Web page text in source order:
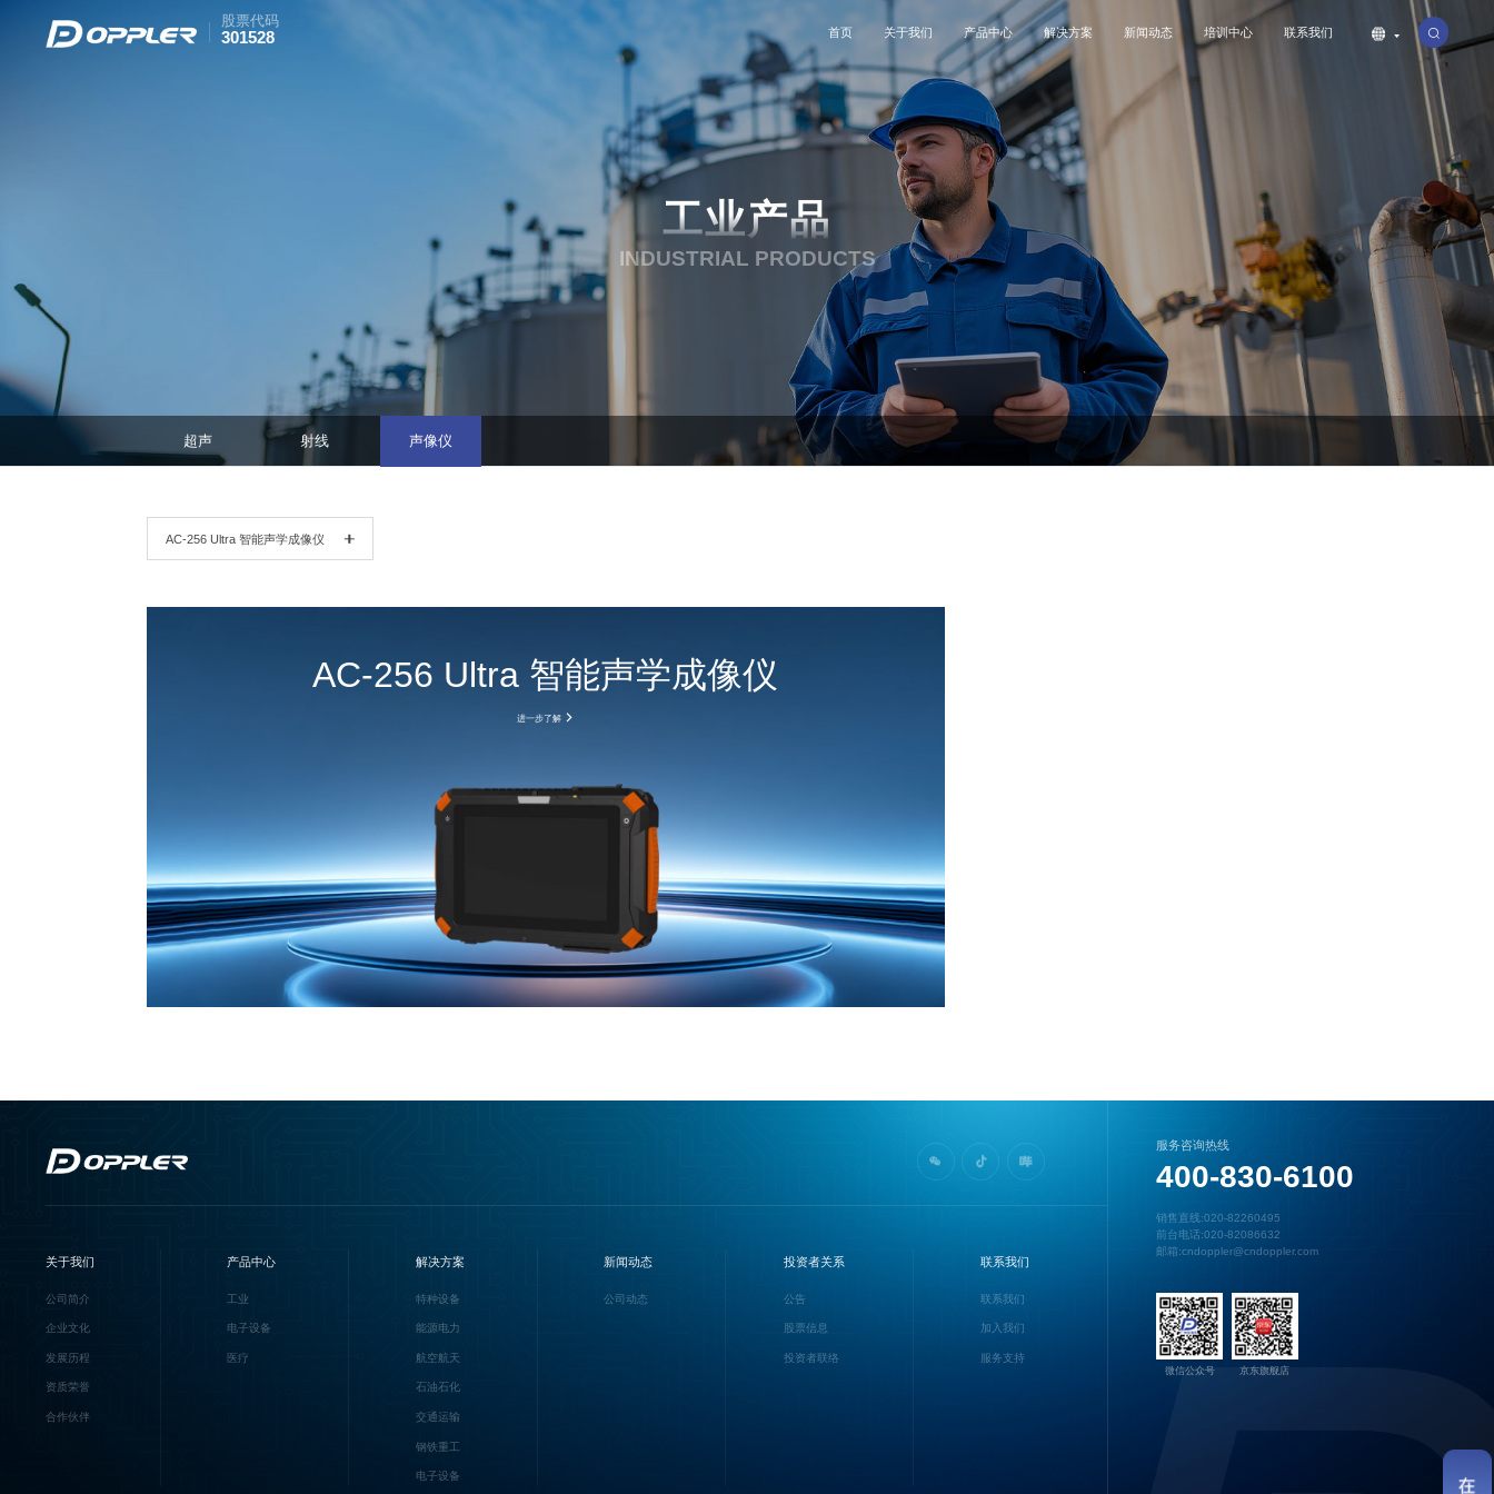
股票代码
301528 首页 关于我们
公司简介
企业文化
资质荣誉
公司简介
产品中心
工业
电子设备
医疗
工业
解决方案
特种设备
航空航天
石油石化
交通运输
钢铁重工
电子设备
特种设备
新闻动态
公司动态
公司动态
培训中心 联系我们
联系我们
服务支持
联系我们
工业产品
INDUSTRIAL PRODUCTS
超声 射线 声像仪
AC-256 Ultra 智能声学成像仪
AC-256 Ultra 智能声学成像仪
进一步了解
关于我们
公司简介
企业文化
发展历程
资质荣誉
合作伙伴
产品中心
工业
电子设备
医疗
解决方案
特种设备
能源电力
航空航天
石油石化
交通运输
钢铁重工
电子设备
新闻动态
公司动态
投资者关系
公告
股票信息
投资者联络
联系我们
联系我们
加入我们
服务支持
服务咨询热线
400-830-6100
销售直线:020-82260495
前台电话:020-82086632
邮箱:cndoppler@cndoppler.com
微信公众号 京东旗舰店